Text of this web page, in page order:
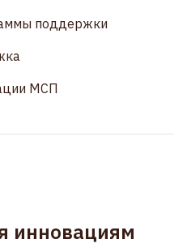
поддержки
МСП
инновациям